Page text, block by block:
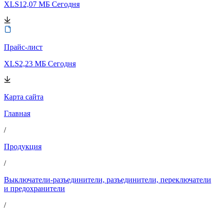
XLS12,07 МБ Сегодня
Прайс-лист
XLS2,23 МБ Сегодня
Карта сайта
Главная
/
Продукция
/
Выключатели-разъединители, разъединители, переключатели
и предохранители
/